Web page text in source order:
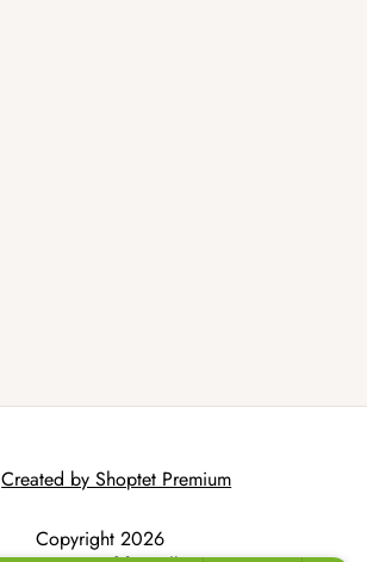
Created by Shoptet Premium
Copyright 2026